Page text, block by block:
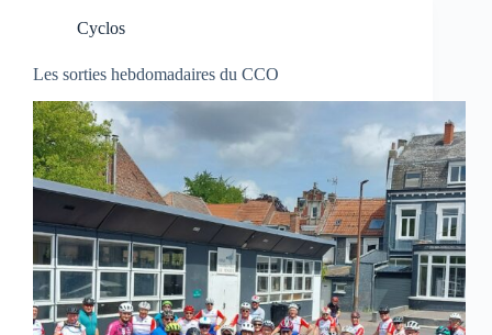
Cyclos
Les sorties hebdomadaires du CCO